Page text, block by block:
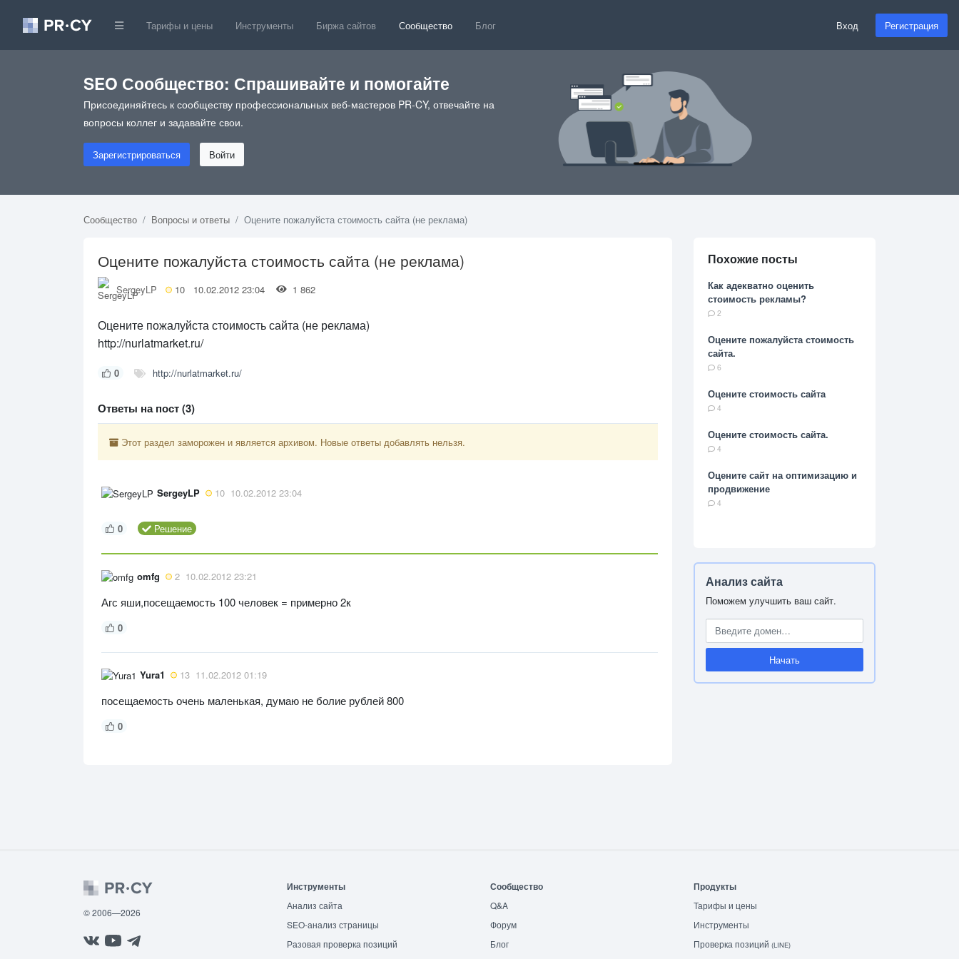
Тарифы и цены Инструменты Биржа сайтов Сообщество Блог Вход Регистрация
SEO Сообщество: Спрашивайте и помогайте
Присоединяйтесь к сообществу профессиональных веб-мастеров PR-CY, отвечайте на
вопросы коллег и задавайте свои.
Зарегистрироваться Войти
Сообщество Вопросы и ответы Оцените пожалуйста стоимость сайта (не реклама)
Оцените пожалуйста стоимость сайта (не реклама)
SergeyLP 10 10.02.2012 23:04 1 862
Оцените пожалуйста стоимость сайта (не реклама)
http://nurlatmarket.ru/
0 http://nurlatmarket.ru/
Ответы на пост (3)
Этот раздел заморожен и является архивом. Новые ответы добавлять нельзя.
SergeyLP 10 10.02.2012 23:04
0 Решение
omfg 2 10.02.2012 23:21
Агс яши,посещаемость 100 человек = примерно 2к
0
Yura1 13 11.02.2012 01:19
посещаемость очень маленькая, думаю не болие рублей 800
0
Похожие посты
Как адекватно оценить
стоимость рекламы?
2
Оцените пожалуйста стоимость
сайта.
6
Оцените стоимость сайта
4
Оцените стоимость сайта.
4
Оцените сайт на оптимизацию и
продвижение
4
Анализ сайта
Поможем улучшить ваш сайт.
Начать
© 2006—2026
Инструменты
Анализ сайта
SEO-анализ страницы
Разовая проверка позиций
Сообщество
Q&A
Форум
Блог
Продукты
Тарифы и цены
Инструменты
Проверка позиций (LINE)